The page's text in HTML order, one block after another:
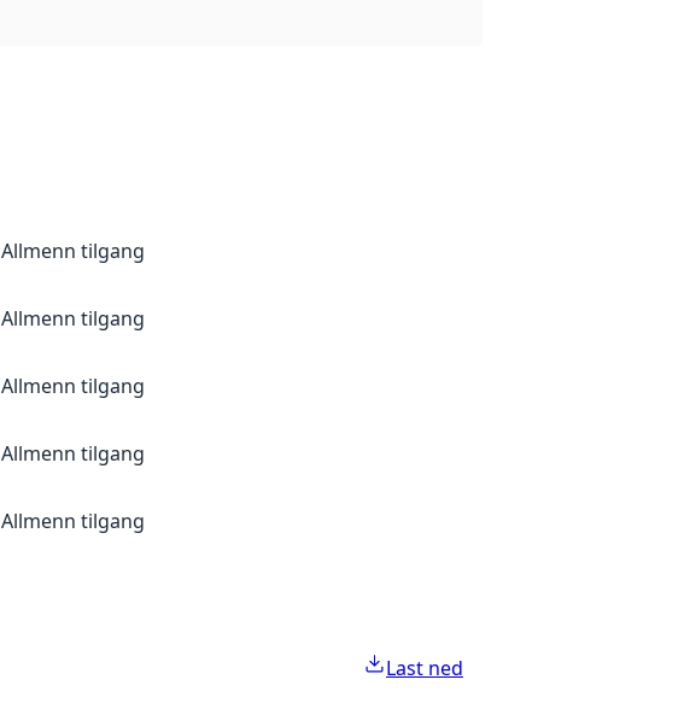
Allmenn tilgang
Allmenn tilgang
Allmenn tilgang
Allmenn tilgang
Allmenn tilgang
Last ned